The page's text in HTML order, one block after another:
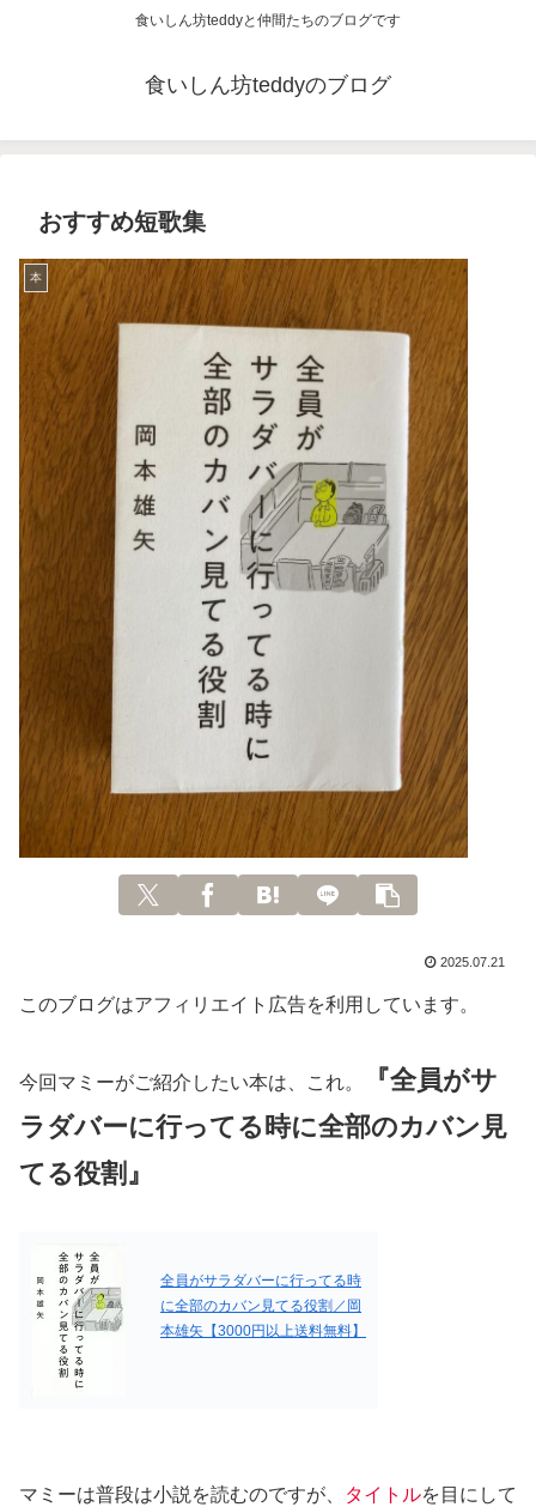
食いしん坊teddyと仲間たちのブログです
食いしん坊teddyのブログ
おすすめ短歌集
本
2025.07.21
このブログはアフィリエイト広告を利用しています。
今回マミーがご紹介したい本は、これ。
『全員がサ
ラダバーに行ってる時に全部のカバン見
てる役割』
全員がサラダバーに行ってる時
に全部のカバン見てる役割／岡
本雄矢【3000円以上送料無料】
マミーは普段は小説を読むのですが、 タイトルを目にして